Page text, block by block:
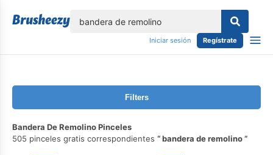
Iniciar sesión Regístrate
Filters
Bandera De Remolino Pinceles
505 pinceles gratis correspondientes
bandera de remolino